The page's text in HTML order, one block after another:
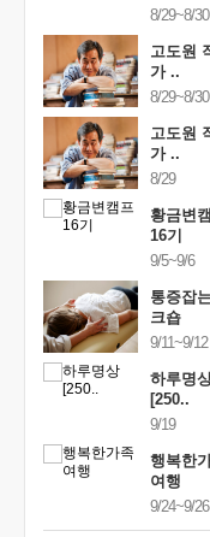
8/29~8/30
고도원
가 ..
8/29~8/30
고도원
가 ..
8/29
황금변
16기
9/5~9/6
통증잡
크숍
9/11~9/12
하루명
[250..
9/19
행복한
여행
9/24~9/26